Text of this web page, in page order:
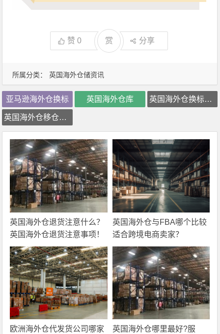
所属分类： 英国海外仓储资讯
赞0 赏 分享
亚马逊海外仓换标 英国海外仓库 英国海外仓换标价格
英国海外仓移仓换标
英国海外仓退货注意什么？
英国海外仓退货注意事项！
英国海外仓与FBA哪个比较
适合跨境电商卖家？
欧洲海外仓代发货公司哪家
英国海外仓哪里最好?服